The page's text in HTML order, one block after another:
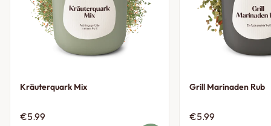
Kräuterquark Mix
€5.99
Grill Marinaden Rub
€5.99